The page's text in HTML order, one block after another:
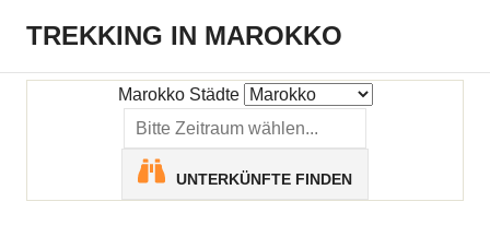
TREKKING IN MAROKKO
Größtes
deutschsprachigesMarokko Städte
UNTERKÜNFTE FINDEN